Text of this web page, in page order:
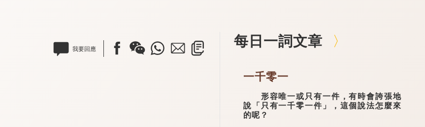
我要回應 每日一詞文章
一千零一
形容唯一或只有一件，有時會誇張地
說「只有一千零一件」，這個說法怎麼來
的呢？